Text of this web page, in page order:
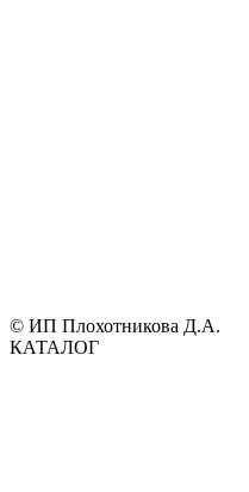
© ИП Плохотникова Д.А.
КАТАЛОГ